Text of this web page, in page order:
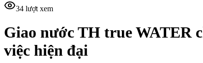
34 lượt xem
Giao nước TH true WATER
việc hiện đại